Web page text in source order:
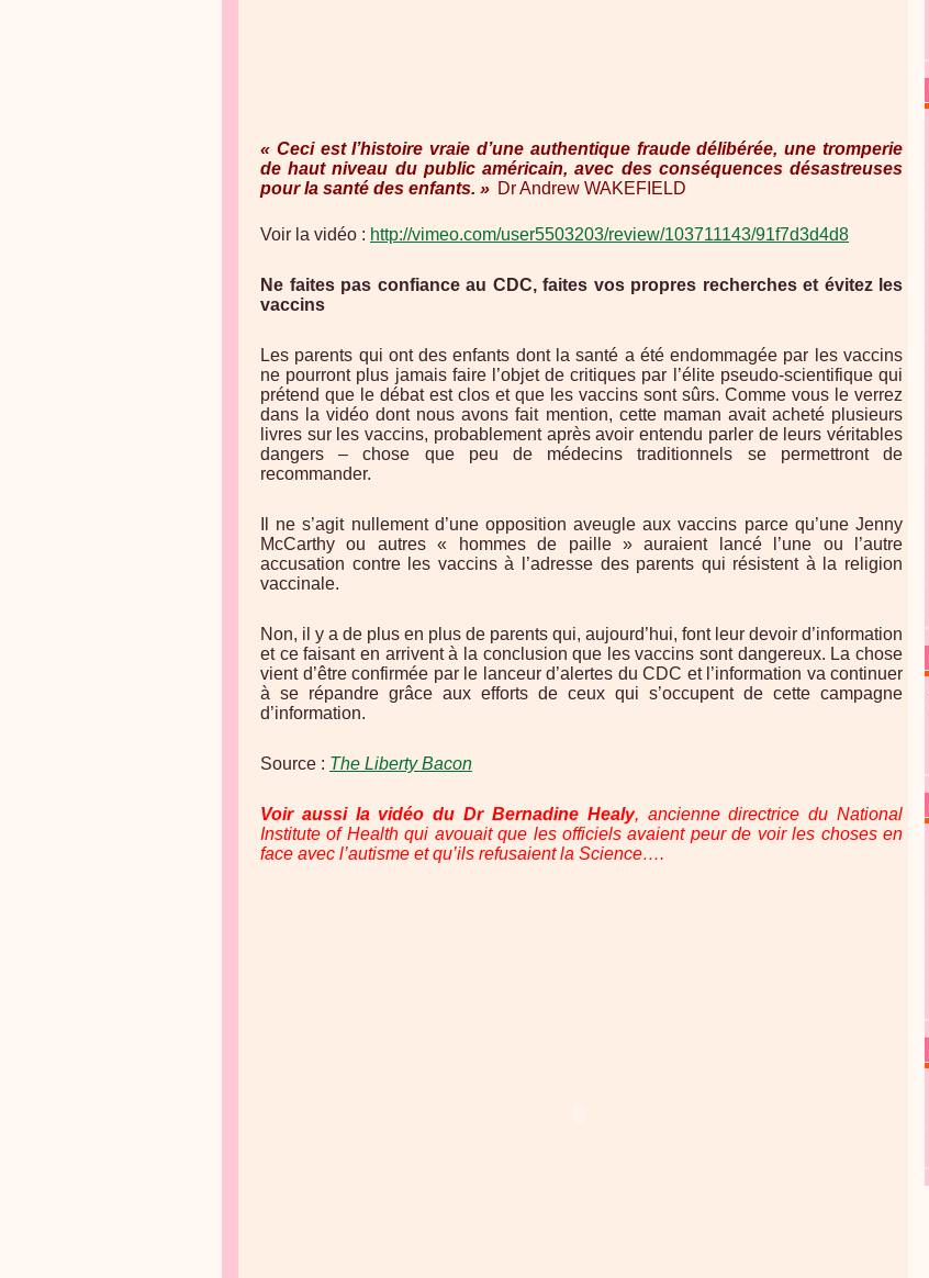
« Ceci est l’histoire vraie d’une authentique fraude délibérée, une tromperie
de haut niveau du public américain, avec des conséquences désastreuses
pour la santé des enfants. » Dr Andrew WAKEFIELD
Voir la vidéo : http://vimeo.com/user5503203/review/103711143/91f7d3d4d8
Ne faites pas confiance au CDC, faites vos propres recherches et évitez les
vaccins
Les parents qui ont des enfants dont la santé a été endommagée par les vaccins
ne pourront plus jamais faire l’objet de critiques par l’élite pseudo-scientifique qui
prétend que le débat est clos et que les vaccins sont sûrs. Comme vous le verrez
dans la vidéo dont nous avons fait mention, cette maman avait acheté plusieurs
livres sur les vaccins, probablement après avoir entendu parler de leurs véritables
dangers – chose que peu de médecins traditionnels se permettront de
recommander.
Il ne s’agit nullement d’une opposition aveugle aux vaccins parce qu’une Jenny
McCarthy ou autres « hommes de paille » auraient lancé l’une ou l’autre
accusation contre les vaccins à l’adresse des parents qui résistent à la religion
vaccinale.
Non, il y a de plus en plus de parents qui, aujourd’hui, font leur devoir d’information
et ce faisant en arrivent à la conclusion que les vaccins sont dangereux. La chose
vient d’être confirmée par le lanceur d’alertes du CDC et l’information va continuer
à se répandre grâce aux efforts de ceux qui s’occupent de cette campagne
d’information.
Source : The Liberty Bacon
Voir aussi la vidéo du Dr Bernadine Healy, ancienne directrice du National
Institute of Health qui avouait que les officiels avaient peur de voir les choses en
face avec l’autisme et qu’ils refusaient la Science….